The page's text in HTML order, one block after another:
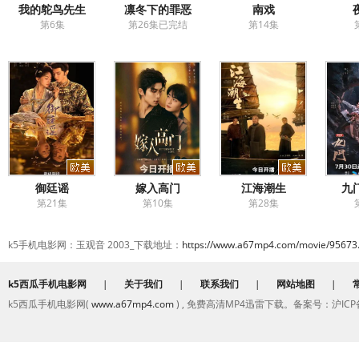
我的鸵鸟先生
第6集
凛冬下的罪恶
第26集已完结
南戏
第14集
御廷谣
第21集
嫁入高门
第10集
江海潮生
第28集
九
k5手机电影网：玉观音 2003_下载地址： https://www.a67mp4.com/movie/
k5西瓜手机电影网 | 关于我们 | 联系我们 | 网站地图 |
k5西瓜手机电影网( www.a67mp4.com) , 免费高清MP4迅雷下载。备案号：沪